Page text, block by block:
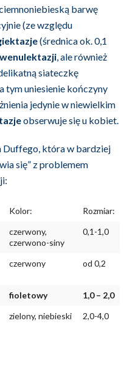
barwę
(ze względu
(średnica ok. 0,1
wenulektazji, ale również
siateczkę
tym uniesienie kończyny
jedynie w niewielkim
obserwuje się u kobiet.
Duffego, która w bardziej
się” z problemem
Kolor:
Rozmiar:
czerwony,
czerwono-siny
0,1-1,0
czerwony od 0,2
fioletowy
1,0 – 2,0
zielony, niebieski 2,0-4,0